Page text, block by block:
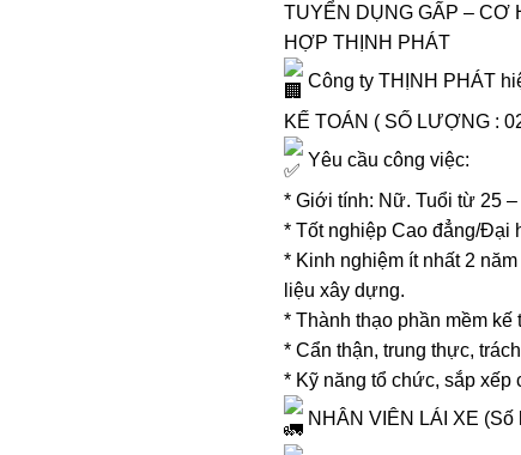
TUYỂN DỤNG GẤP – CƠ
HỢP THỊNH PHÁT
Công ty THỊNH PHÁT
KẾ TOÁN ( SỐ LƯỢNG :
Yêu cầu công việc:
* Giới tính: Nữ. Tuổi từ 25 –
* Tốt nghiệp Cao đẳng/Đại
* Kinh nghiệm ít nhất 2
liệu xây dựng.
* Thành thạo phần mềm
* Cẩn thận, trung thực,
* Kỹ năng tổ chức, sắp xếp
NHÂN VIÊN LÁI XE